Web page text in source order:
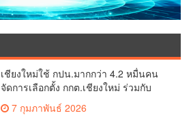
เชียงใหม่ใช้ กปน.มากกว่า 4.2 หมื่นคน
จัดการเลือกตั้ง กกต.เชียงใหม่ ร่วมกับ
นายอำเภอหางดง ตรวจความเรียบร้อย
การมอบอุปกรณ์ บัตรเลือกตั้ง/ออกเสียง
7 กุมภาพันธ์ 2026